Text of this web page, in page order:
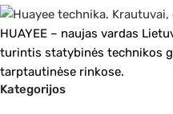
HUAYEE – naujas vardas
turintis statybinės technikos
tarptautinėse rinkose.
Kategorijos